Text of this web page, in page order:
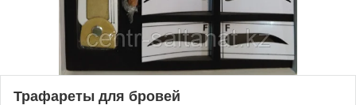
Трафареты для бровей